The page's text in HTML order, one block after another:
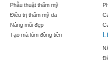
Phẫu thuật thẩm mỹ
Điều trị thẩm mỹ da
Nâng mũi đẹp
Tạo mà lúm đồng tiền